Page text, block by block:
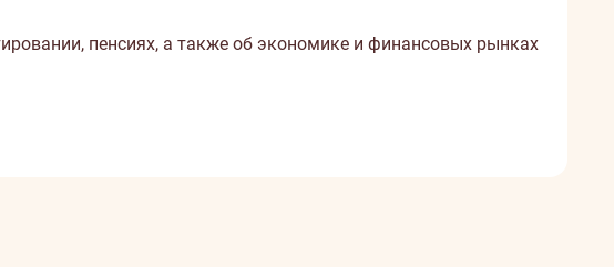
пенсиях, а также об экономике и финансовых рынках